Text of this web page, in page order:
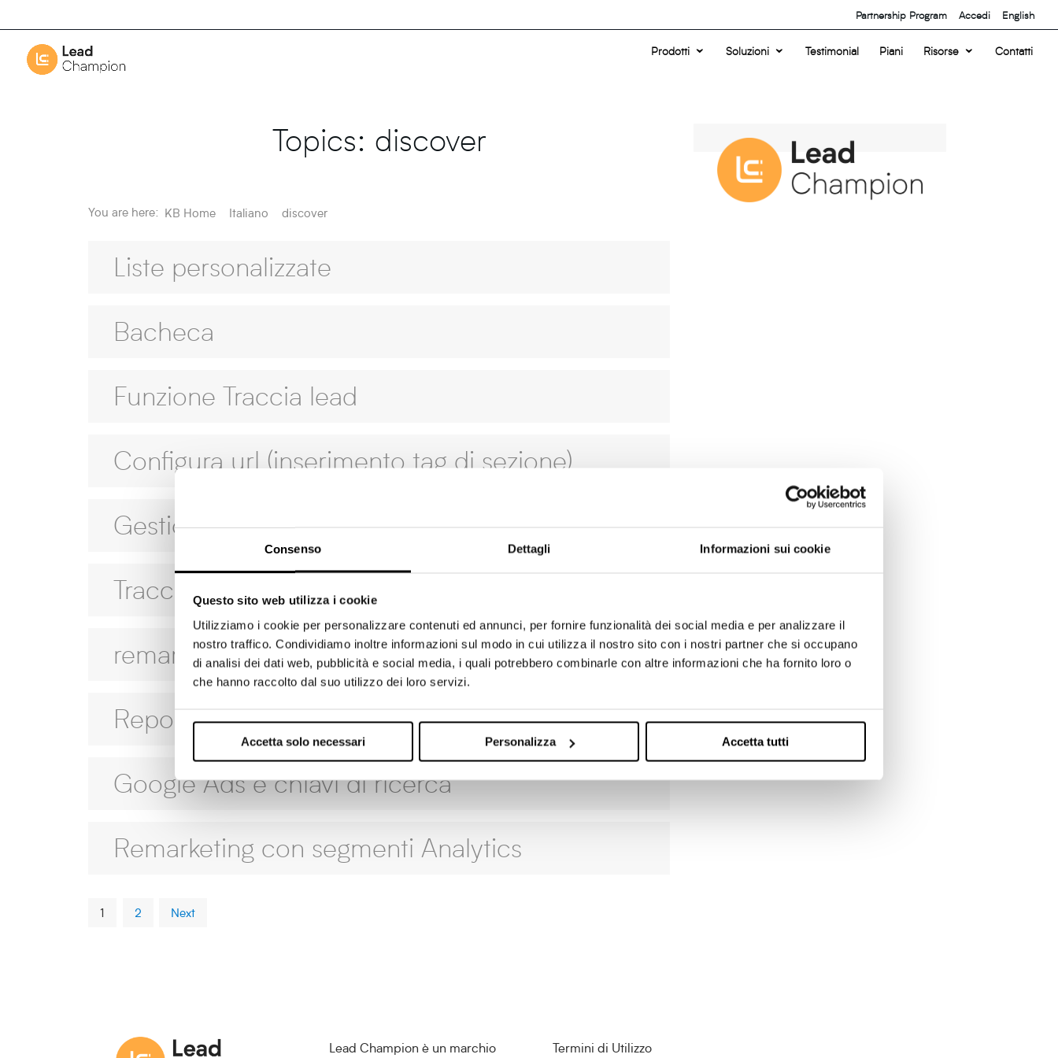
Consenso Dettagli Informazioni sui cookie
Questo sito web utilizza i cookie
Utilizziamo i cookie per personalizzare contenuti ed annunci, per fornire funzionalità dei social media e per analizzare il
nostro traffico. Condividiamo inoltre informazioni sul modo in cui utilizza il nostro sito con i nostri partner che si occupano
di analisi dei dati web, pubblicità e social media, i quali potrebbero combinarle con altre informazioni che ha fornito loro o
che hanno raccolto dal suo utilizzo dei loro servizi.
Accetta solo necessari Personalizza Accetta tutti
Partnership Program Accedi English
Prodotti Soluzioni Testimonial Piani Risorse Contatti
Topics: discover
You are here: KB Home Italiano discover
Liste personalizzate
Bacheca
Funzione Traccia lead
Configura url (inserimento tag di sezione)
Gestione tag manuali
Tracciatura sorgenti con parametri UTM
remarketing Facebook Ads
Report
Google Ads e chiavi di ricerca
Remarketing con segmenti Analytics
1 2 Next
Lead Champion è un marchio Termini di Utilizzo